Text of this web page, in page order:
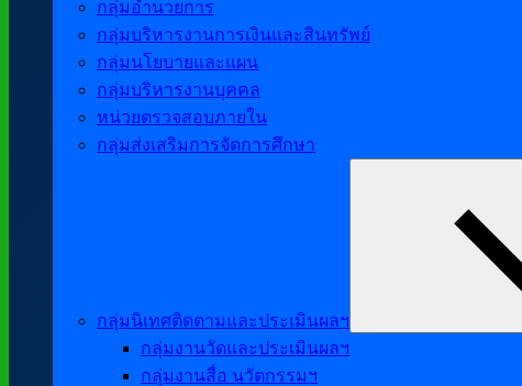
กลุ่มอำนวยการ
กลุ่มบริหารงานการเงินและสินทรัพย์
กลุ่มนโยบายและแผน
กลุ่มบริหารงานบุคคล
หน่วยตรวจสอบภายใน
กลุ่มส่งเสริมการจัดการศึกษา
กลุ่มนิเทศติดตามและประเมินผลฯ
กลุ่มงานวัดและประเมินผลฯ
กลุ่มงานสื่อ นวัตกรรมฯ